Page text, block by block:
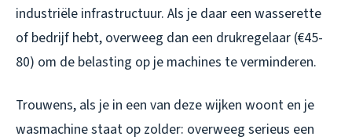
industriële infrastructuur. Als je daar een wasserette
of bedrijf hebt, overweeg dan een drukregelaar (€45-
80) om de belasting op je machines te verminderen.
Trouwens, als je in een van deze wijken woont en je
wasmachine staat op zolder: overweeg serieus een